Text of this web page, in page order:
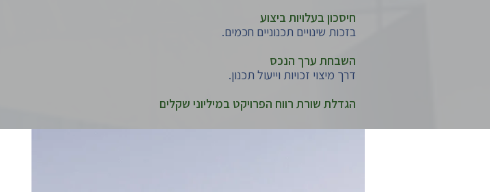
חיסכון בעלויות ביצוע
בזכות שינויים תכנוניים חכמים.
השבחת ערך הנכס
דרך מיצוי זכויות וייעול תכנון.
הגדלת שורת רווח הפרויקט במיליוני שקלים